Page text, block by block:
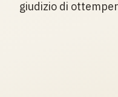
giudizio di